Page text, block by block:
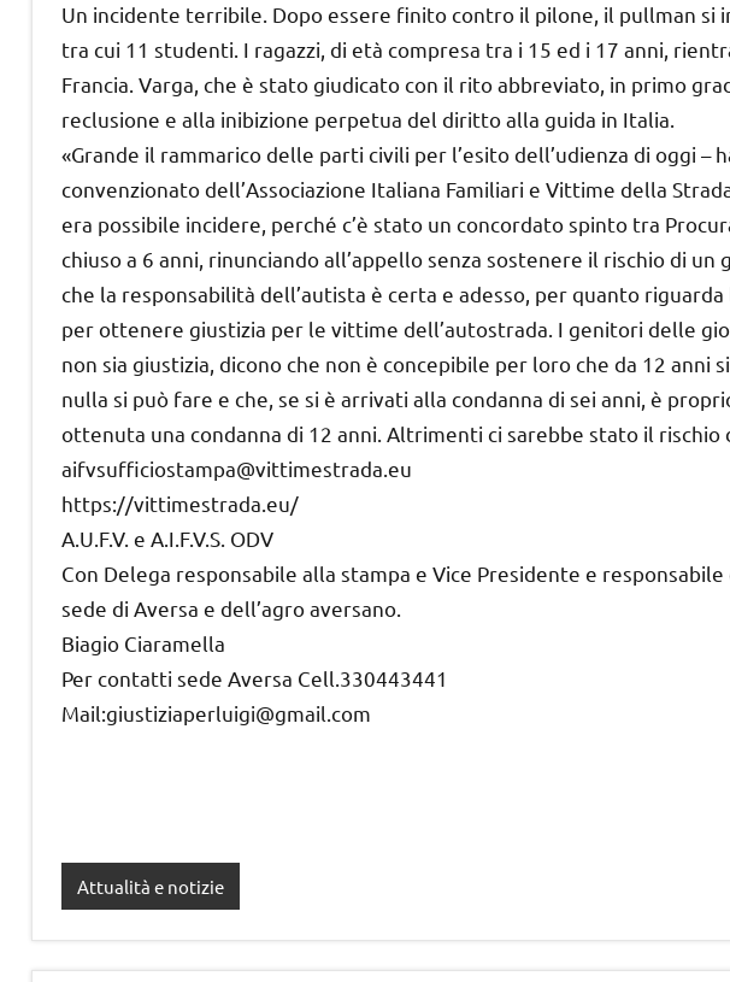
Un incidente terribile. Dopo essere finito contro il pilone, il pullman si
tra cui 11 studenti. I ragazzi, di età compresa tra i 15 ed i 17 anni,
Francia. Varga, che è stato giudicato con il rito abbreviato, in primo
reclusione e alla inibizione perpetua del diritto alla guida in Italia.
«Grande il rammarico delle parti civili per l’esito dell’udienza di oggi –
convenzionato dell’Associazione Italiana Familiari e Vittime della
era possibile incidere, perché c’è stato un concordato spinto tra
chiuso a 6 anni, rinunciando all’appello senza sostenere il rischio di un
che la responsabilità dell’autista è certa e adesso, per quanto
per ottenere giustizia per le vittime dell’autostrada. I genitori delle
non sia giustizia, dicono che non è concepibile per loro che da 12 anni
nulla si può fare e che, se si è arrivati alla condanna di sei anni, è
ottenuta una condanna di 12 anni. Altrimenti ci sarebbe stato il rischio
aifvsufficiostampa@vittimestrada.eu
https://vittimestrada.eu/
A.U.F.V. e A.I.F.V.S. ODV
Con Delega responsabile alla stampa e Vice Presidente e responsabile
sede di Aversa e dell’agro aversano.
Biagio Ciaramella
Per contatti sede Aversa Cell.330443441
Mail:giustiziaperluigi@gmail.com
Attualità e notizie